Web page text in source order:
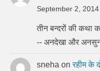
September 2, 2014
तीन बन्दरों की कथा
-- अनदेखा और
sneha onरहीम के